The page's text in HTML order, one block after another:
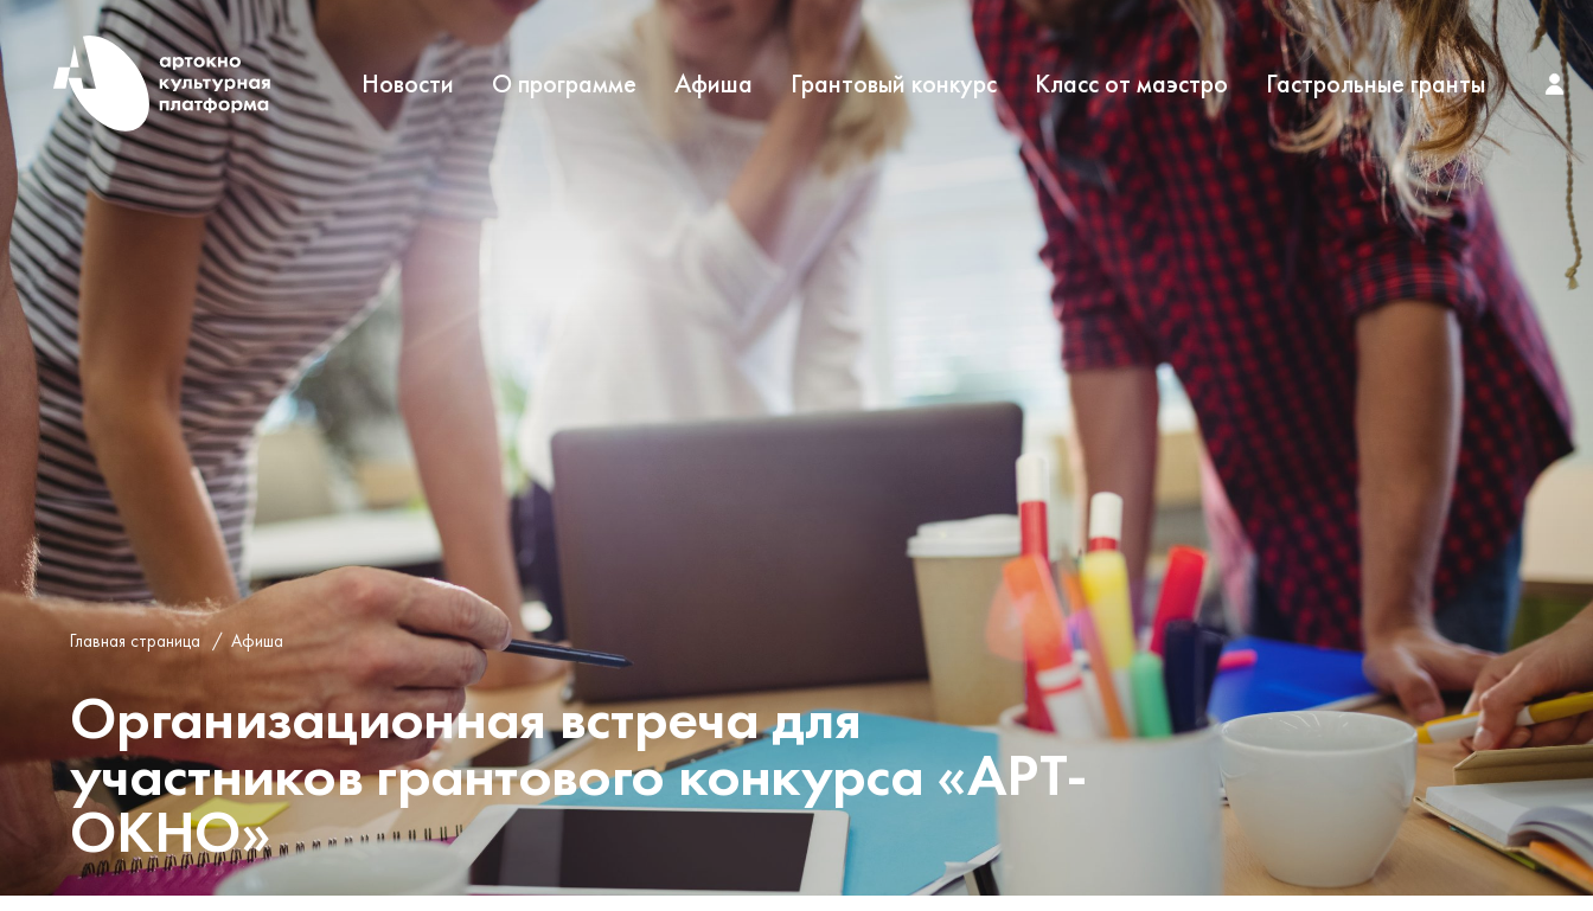
Новости О программе Афиша Грантовый конкурс Класс от маэстро Гастрольные гранты
Главная страница / Афиша
Организационная встреча для
участников грантового конкурса «АРТ-
ОКНО»